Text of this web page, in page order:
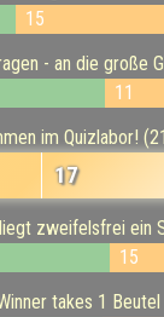
15
- an die große
11
im Quizlabor!
17
zweifelsfrei ein
15
takes 1